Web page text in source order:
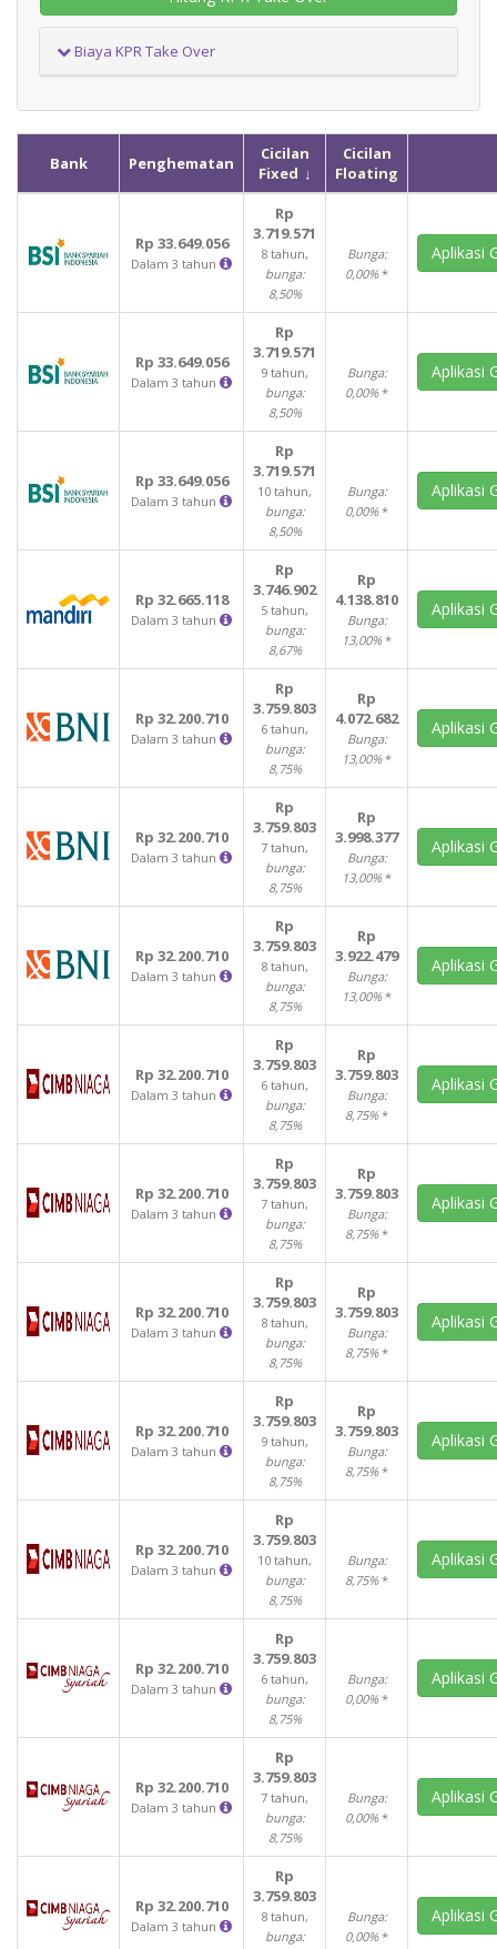
Biaya KPR Take Over
Bank Penghematan
Cicilan
Fixed
Cicilan
Floating
Rp 33.649.056
Dalam 3 tahun
Rp
3.719.571
8 tahun,
bunga:
8,50%
Bunga:
0,00% *
Aplikasi
Rp 33.649.056
Dalam 3 tahun
Rp
3.719.571
9 tahun,
bunga:
8,50%
Bunga:
0,00% *
Aplikasi
Rp 33.649.056
Dalam 3 tahun
Rp
3.719.571
10 tahun,
bunga:
8,50%
Bunga:
0,00% *
Aplikasi
Rp 32.665.118
Dalam 3 tahun
Rp
3.746.902
5 tahun,
bunga:
8,67%
Rp
4.138.810
Bunga:
13,00% *
Aplikasi
Rp 32.200.710
Dalam 3 tahun
Rp
3.759.803
6 tahun,
bunga:
8,75%
Rp
4.072.682
Bunga:
13,00% *
Aplikasi
Rp 32.200.710
Dalam 3 tahun
Rp
3.759.803
7 tahun,
bunga:
8,75%
Rp
3.998.377
Bunga:
13,00% *
Aplikasi
Rp 32.200.710
Dalam 3 tahun
Rp
3.759.803
8 tahun,
bunga:
8,75%
Rp
3.922.479
Bunga:
13,00% *
Aplikasi
Rp 32.200.710
Dalam 3 tahun
Rp
3.759.803
6 tahun,
bunga:
8,75%
Rp
3.759.803
Bunga:
8,75% *
Aplikasi
Rp 32.200.710
Dalam 3 tahun
Rp
3.759.803
7 tahun,
bunga:
8,75%
Rp
3.759.803
Bunga:
8,75% *
Aplikasi
Rp 32.200.710
Dalam 3 tahun
Rp
3.759.803
8 tahun,
bunga:
8,75%
Rp
3.759.803
Bunga:
8,75% *
Aplikasi
Rp 32.200.710
Dalam 3 tahun
Rp
3.759.803
9 tahun,
bunga:
8,75%
Rp
3.759.803
Bunga:
8,75% *
Aplikasi
Rp 32.200.710
Dalam 3 tahun
Rp
3.759.803
10 tahun,
bunga:
8,75%
Bunga:
8,75% *
Aplikasi
Rp 32.200.710
Dalam 3 tahun
Rp
3.759.803
6 tahun,
bunga:
8,75%
Bunga:
0,00% *
Aplikasi
Rp 32.200.710
Dalam 3 tahun
Rp
3.759.803
7 tahun,
bunga:
8,75%
Bunga:
0,00% *
Aplikasi
Rp 32.200.710
Dalam 3 tahun
Rp
3.759.803
8 tahun,
bunga:
Bunga:
0,00% *
Aplikasi